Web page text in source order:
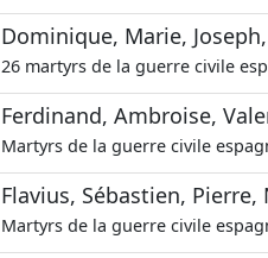
Dominique, Marie,
26 martyrs de la guerre civile
Ferdinand, Ambroise,
Martyrs de la guerre civile
Flavius, Sébastien,
Martyrs de la guerre civile